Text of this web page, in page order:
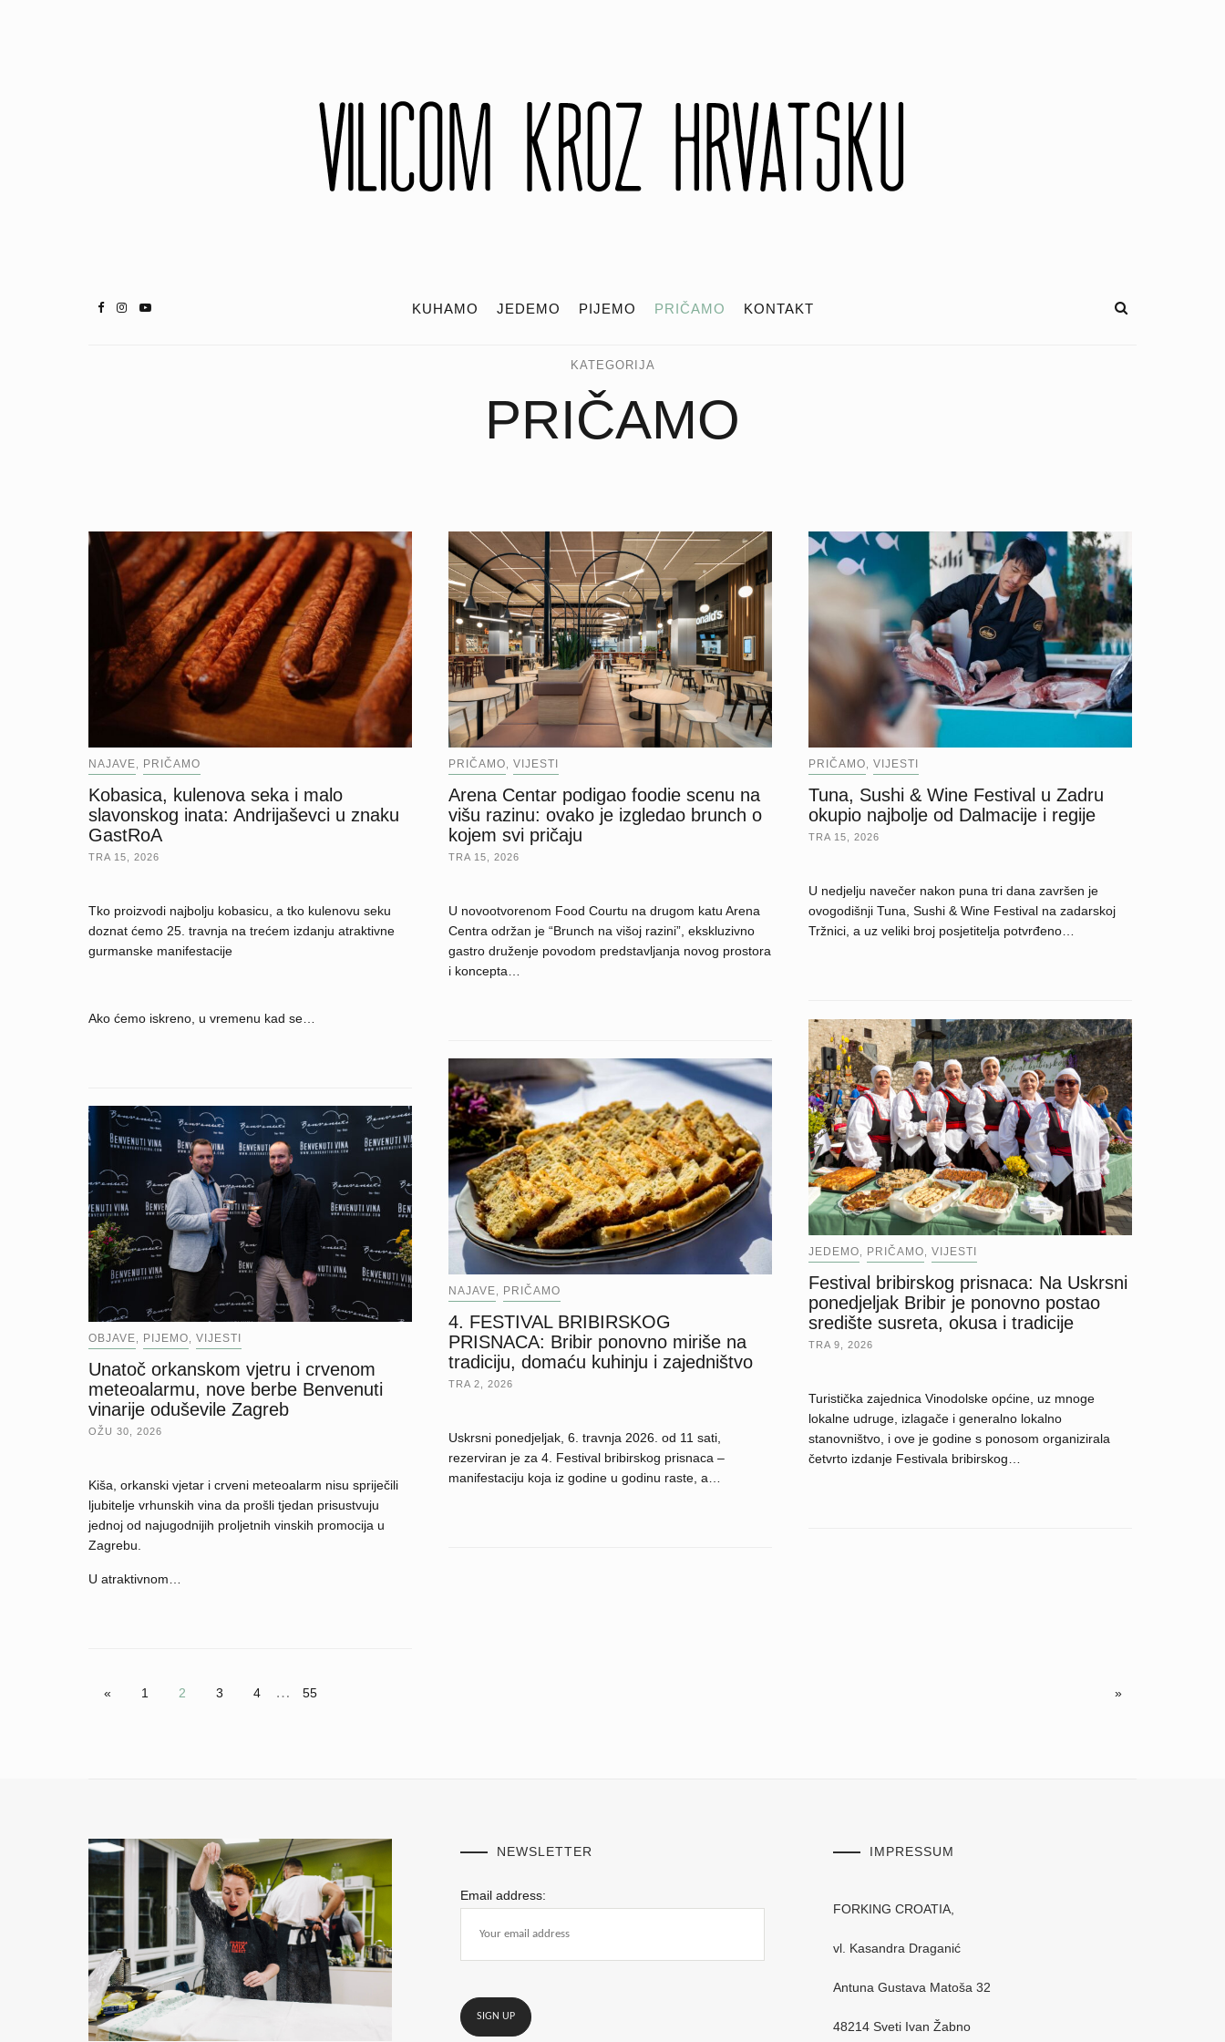
KUHAMO JEDEMO PIJEMO PRIČAMO KONTAKT
KATEGORIJA
PRIČAMO
NAJAVE PRIČAMO
Kobasica, kulenova seka i malo
slavonskog inata: Andrijaševci u znaku
GastRoA
TRA 15, 2026
Tko proizvodi najbolju kobasicu, a tko kulenovu seku
doznat ćemo 25. travnja na trećem izdanju atraktivne
gurmanske manifestacije
Ako ćemo iskreno, u vremenu kad se…
PRIČAMO VIJESTI
Arena Centar podigao foodie scenu na
višu razinu: ovako je izgledao brunch o
kojem svi pričaju
TRA 15, 2026
U novootvorenom Food Courtu na drugom katu Arena
Centra održan je “Brunch na višoj razini”, ekskluzivno
gastro druženje povodom predstavljanja novog prostora
i koncepta…
PRIČAMO VIJESTI
Tuna, Sushi & Wine Festival u Zadru
okupio najbolje od Dalmacije i regije
TRA 15, 2026
U nedjelju navečer nakon puna tri dana završen je
ovogodišnji Tuna, Sushi & Wine Festival na zadarskoj
Tržnici, a uz veliki broj posjetitelja potvrđeno…
JEDEMO PRIČAMO VIJESTI
Festival bribirskog prisnaca: Na Uskrsni
ponedjeljak Bribir je ponovno postao
središte susreta, okusa i tradicije
TRA 9, 2026
Turistička zajednica Vinodolske općine, uz mnoge
lokalne udruge, izlagače i generalno lokalno
stanovništvo, i ove je godine s ponosom organizirala
četvrto izdanje Festivala bribirskog…
NAJAVE PRIČAMO
4. FESTIVAL BRIBIRSKOG
PRISNACA: Bribir ponovno miriše na
tradiciju, domaću kuhinju i zajedništvo
TRA 2, 2026
Uskrsni ponedjeljak, 6. travnja 2026. od 11 sati,
rezerviran je za 4. Festival bribirskog prisnaca –
manifestaciju koja iz godine u godinu raste, a…
OBJAVE PIJEMO VIJESTI
Unatoč orkanskom vjetru i crvenom
meteoalarmu, nove berbe Benvenuti
vinarije oduševile Zagreb
OŽU 30, 2026
Kiša, orkanski vjetar i crveni meteoalarm nisu spriječili
ljubitelje vrhunskih vina da prošli tjedan prisustvuju
jednoj od najugodnijih proljetnih vinskih promocija u
Zagrebu.
U atraktivnom…
« 1 2 3 4 … 55 »
NEWSLETTER
Email address:
IMPRESSUM
FORKING CROATIA,
vl. Kasandra Draganić
Antuna Gustava Matoša 32
48214 Sveti Ivan Žabno